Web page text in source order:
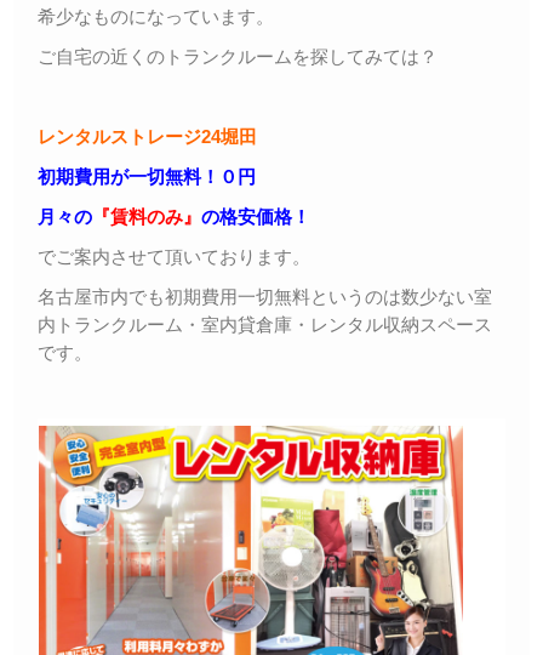
希少なものになっています。
ご自宅の近くのトランクルームを探してみては？
レンタルストレージ24堀田
初期費用が一切無料！０円
月々の 『賃料のみ』 の格安価格！
でご案内させて頂いております。
名古屋市内でも初期費用一切無料というのは数少ない室
内トランクルーム・室内貸倉庫・レンタル収納スペース
です。